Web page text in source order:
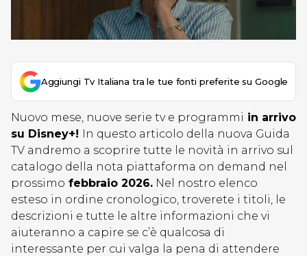
Aggiungi Tv Italiana tra le tue fonti preferite su Google
Nuovo mese, nuove serie tv e programmi in arrivo
su Disney+! In questo articolo della nuova Guida
TV andremo a scoprire tutte le novità in arrivo sul
catalogo della nota piattaforma on demand nel
prossimo febbraio 2026. Nel nostro elenco
esteso in ordine cronologico, troverete i titoli, le
descrizioni e tutte le altre informazioni che vi
aiuteranno a capire se c’è qualcosa di
interessante per cui valga la pena di attendere